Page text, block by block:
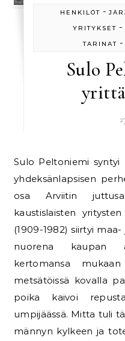
HENKILÖT -
YRITYKSET -
TARINAT -
Sulo
Sulo Peltoniemi syntyi Kaustisella Tastulan kylässä
yhdeksänlapsisen
osa Arviitin
kaustislaisten
(1909-1982) siirtyi
nuorena kaupan
kertomansa
metsätöissä kovalla
poika kaivoi
umpijäässä. Mitta tuli
männyn kylkeen ja